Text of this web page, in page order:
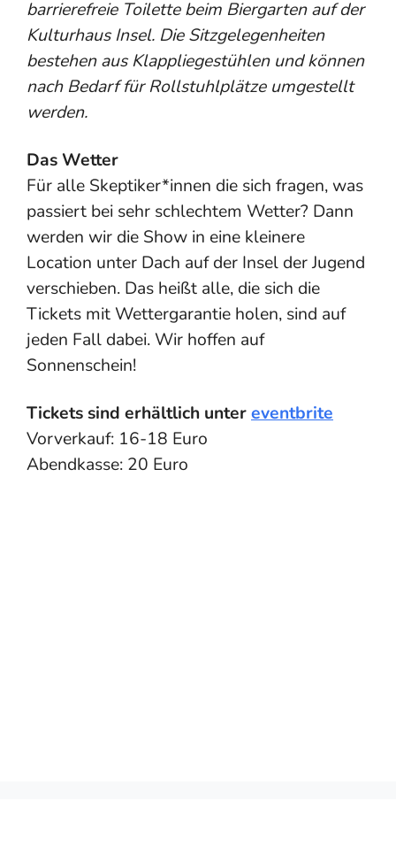
barrierefreie Toilette beim Biergarten auf der
Kulturhaus Insel. Die Sitzgelegenheiten
bestehen aus Klappliegestühlen und können
nach Bedarf für Rollstuhlplätze umgestellt
werden.
Das Wetter
Für alle Skeptiker*innen die sich fragen, was
passiert bei sehr schlechtem Wetter? Dann
werden wir die Show in eine kleinere
Location unter Dach auf der Insel der Jugend
verschieben. Das heißt alle, die sich die
Tickets mit Wettergarantie holen, sind auf
jeden Fall dabei. Wir hoffen auf
Sonnenschein!
Tickets sind erhältlich untereventbrite
Vorverkauf: 16-18 Euro
Abendkasse: 20 Euro